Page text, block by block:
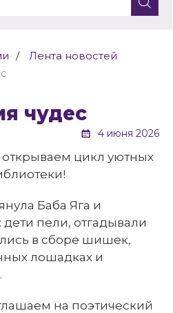
Лента новостей
чудес
4 июня 2026
открываем цикл уютных
Баба Яга и
пели, отгадывали
в сборе шишек,
лошадках и
на поэтический